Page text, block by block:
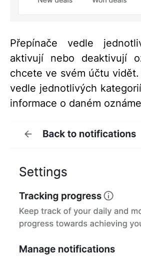
Přepínače vedle
aktivují nebo deaktivují
chcete ve svém účtu
vedle jednotlivých
informace o daném